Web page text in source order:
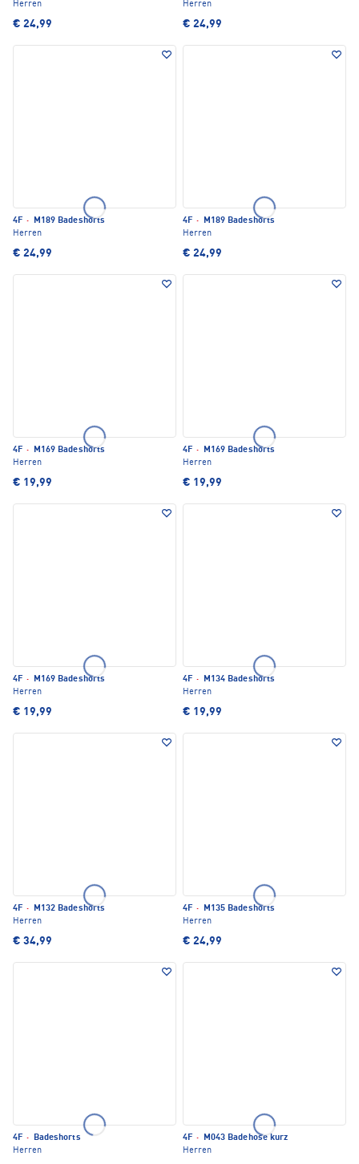
Herren
€ 24,99
Herren
€ 24,99
4F ·
M189 Badeshorts
Herren
€ 24,99
4F ·
M189 Badeshorts
Herren
€ 24,99
4F ·
M169 Badeshorts
Herren
€ 19,99
4F ·
M169 Badeshorts
Herren
€ 19,99
4F ·
M169 Badeshorts
Herren
€ 19,99
4F ·
M134 Badeshorts
Herren
€ 19,99
4F ·
M132 Badeshorts
Herren
€ 34,99
4F ·
M135 Badeshorts
Herren
€ 24,99
4F ·
Badeshorts
Herren
4F ·
M043 Badehose kurz
Herren